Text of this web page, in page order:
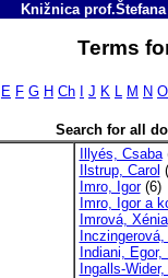
Knižnica
Terms
E F G H Ch J K L M N O
Search for all
Illyés, Csaba
Ilstrup, Carol
Imro, Igor(6)
Imro, Igor a
Imrová, Xénia
Indiani, Egor,
Ingalls-